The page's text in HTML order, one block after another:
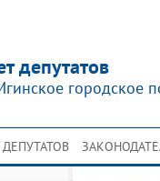
депутатов
городское